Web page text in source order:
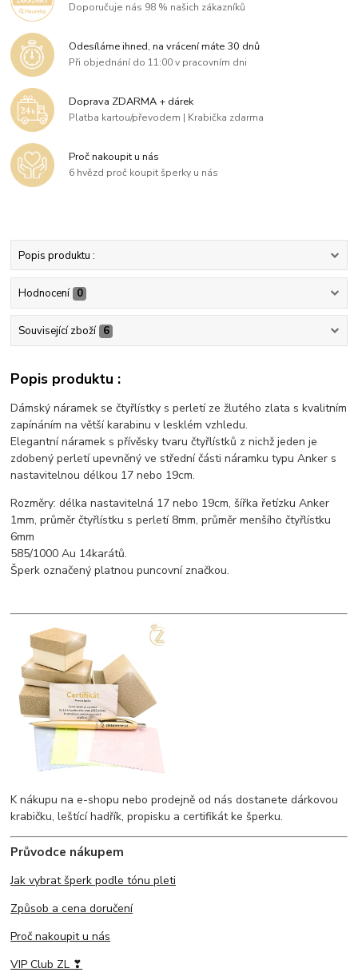
Doporučuje nás 98 % našich zákazníků
Odesíláme ihned, na vrácení máte 30 dnů
Při objednání do 11:00 v pracovním dni
Doprava ZDARMA + dárek
Platba kartou/převodem | Krabička zdarma
Proč nakoupit u nás
6 hvězd proč koupit šperky u nás
Popis produktu :
Hodnocení 0
Související zboží 6
Popis produktu :
Dámský náramek se čtyřlístky s perletí ze žlutého zlata s kvalitním
zapínáním na větší karabinu v lesklém vzhledu.
Elegantní náramek s přívěsky tvaru čtyřlístků z nichž jeden je
zdobený perletí upevněný ve střední části náramku typu Anker s
nastavitelnou délkou 17 nebo 19cm.
Rozměry: délka nastavitelná 17 nebo 19cm, šířka řetízku Anker
1mm, průměr čtyřlístku s perletí 8mm, průměr menšího čtyřlístku
6mm
585/1000 Au 14karátů.
Šperk označený platnou puncovní značkou.
K nákupu na e-shopu nebo prodejně od nás dostanete dárkovou
krabičku, leštící hadřík, propisku a certifikát ke šperku.
Průvodce nákupem
Jak vybrat šperk podle tónu pleti
Způsob a cena doručení
Proč nakoupit u nás
VIP Club ZL ❣